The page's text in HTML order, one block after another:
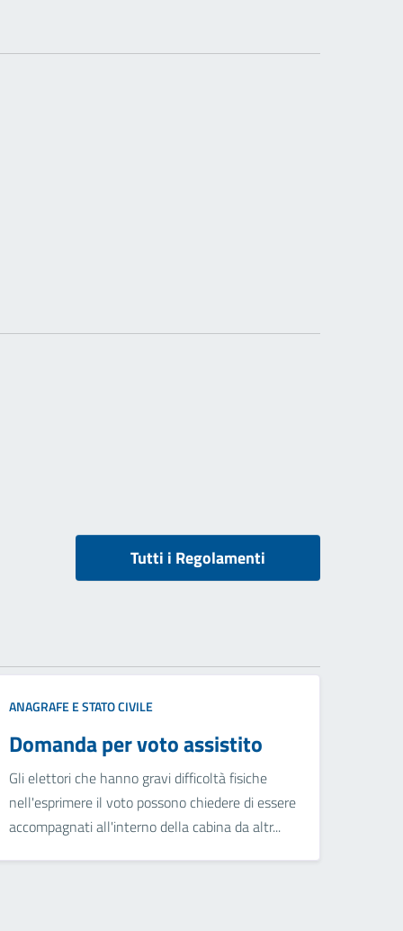
Tutti i Regolamenti
ANAGRAFE E STATO CIVILE
Domanda per voto assistito
Gli elettori che hanno gravi difficoltà fisiche
nell'esprimere il voto possono chiedere di essere
accompagnati all'interno della cabina da altr...